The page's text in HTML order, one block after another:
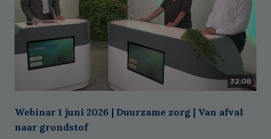
32:08
Webinar 1 juni 2026 | Duurzame zorg | Van afval
naar grondstof